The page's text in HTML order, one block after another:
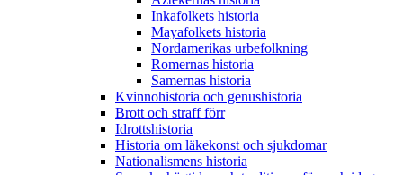
Inkafolkets historia
Mayafolkets historia
Nordamerikas urbefolkning
Romernas historia
Samernas historia
Kvinnohistoria och genushistoria
Brott och straff förr
Idrottshistoria
Historia om läkekonst och sjukdomar
Nationalismens historia